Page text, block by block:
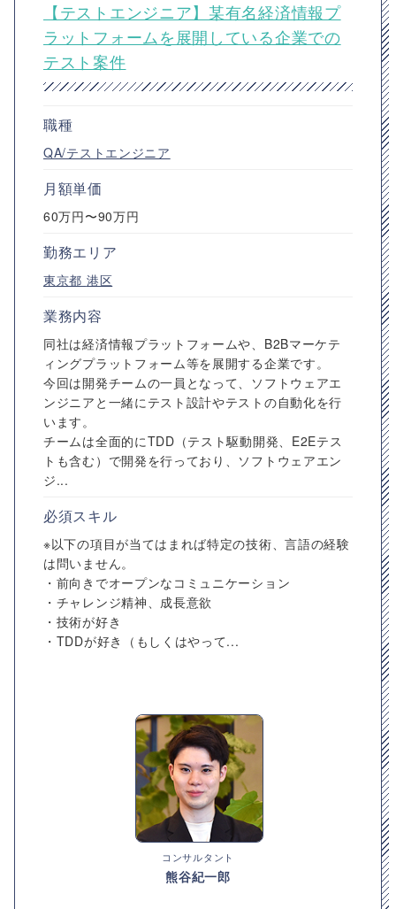
【テストエンジニア】某有名経済情報プ
ラットフォームを展開している企業での
テスト案件
職種
QA/テストエンジニア
月額単価
60万円〜90万円
勤務エリア
東京都 港区
業務内容
同社は経済情報プラットフォームや、B2Bマーケテ
ィングプラットフォーム等を展開する企業です。
今回は開発チームの一員となって、ソフトウェアエ
ンジニアと一緒にテスト設計やテストの自動化を行
います。
チームは全面的にTDD（テスト駆動開発、E2Eテス
トも含む）で開発を行っており、ソフトウェアエン
ジ...
必須スキル
※以下の項目が当てはまれば特定の技術、言語の経験
は問いません。
・前向きでオープンなコミュニケーション
・チャレンジ精神、成長意欲
・技術が好き
・TDDが好き（もしくはやって...
コンサルタント
熊谷紀一郎